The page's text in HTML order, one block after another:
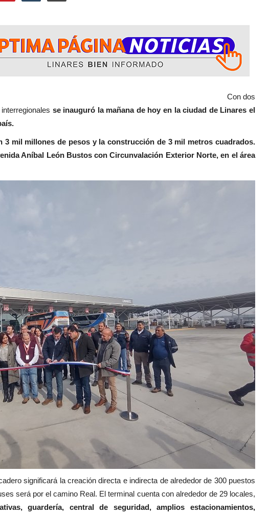
dos
se inauguró la mañana de hoy en la ciudad de Linares el
mil millones de pesos y la construcción de 3 mil metros cuadrados.
Aníbal León Bustos con Circunvalación Exterior Norte, en el área
significará la creación directa e indirecta de alrededor de 300 puestos
será por el camino Real. El terminal cuenta con alrededor de 29 locales,
guardería, central de seguridad, amplios estacionamientos,
Policial